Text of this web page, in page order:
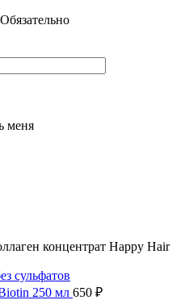
Обязательно
меня
концентрат Happy Hair
250 мл 650 ₽